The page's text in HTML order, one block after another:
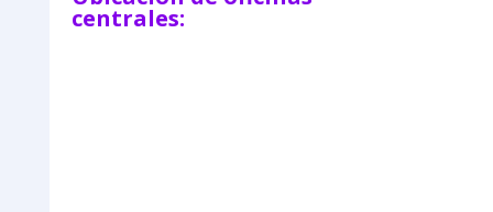
centrales: